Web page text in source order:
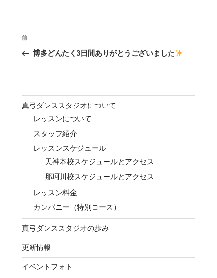
投
ナ
ー
前
の
前
博多どんたく3日間ありがとうございました
真弓ダンススタジオについて
レッスンについて
スタッフ紹介
レッスンスケジュール
天神本校スケジュールとアクセス
那珂川校スケジュールとアクセス
レッスン料金
カンパニー（特別コース）
真弓ダンススタジオの歩み
更新情報
イベントフォト